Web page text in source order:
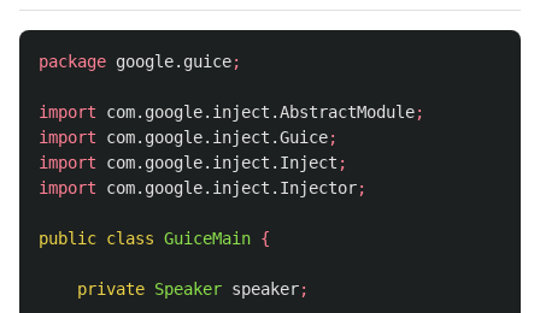
package google.guice;
import com.google.inject.AbstractModule;
import
com.google.inject.Guice;
import
com.google.inject.Inject ;
import
com.google.inject.Injector;
public class GuiceMain {
private Speaker speaker;